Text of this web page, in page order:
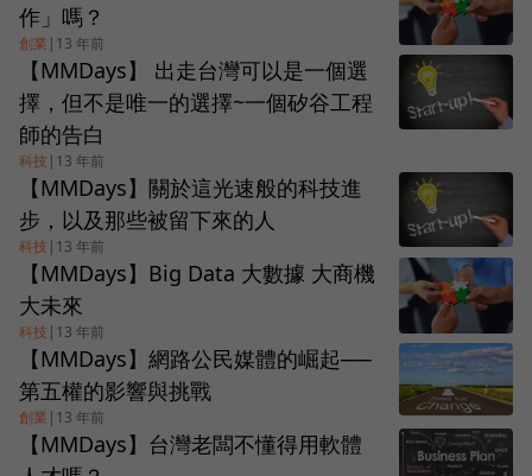
作」嗎？
創業 | 13 年前
【MMDays】 出走台灣可以是一個選
擇，但不是唯一的選擇~一個矽谷工程
師的告白
科技 | 13 年前
【MMDays】關於這光速般的科技進
步，以及那些被留下來的人
科技 | 13 年前
【MMDays】Big Data 大數據 大商機
大未來
科技 | 13 年前
【MMDays】網路公民媒體的崛起──
第五權的影響與挑戰
創業 | 13 年前
【MMDays】台灣老闆不懂得用軟體